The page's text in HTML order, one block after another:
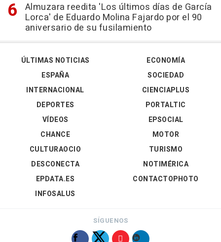
Almuzara reedita 'Los últimos días de García
Lorca' de Eduardo Molina Fajardo por el 90
aniversario de su fusilamiento
ÚLTIMAS NOTICIAS
ESPAÑA
INTERNACIONAL
DEPORTES
VÍDEOS
ECONOMÍA
SOCIEDAD
CIENCIAPLUS
PORTALTIC
EPSOCIAL
CHANCE
CULTURAOCIO
DESCONECTA
EPDATA.ES
INFOSALUS
MOTOR
TURISMO
NOTIMÉRICA
CONTACTOPHOTO
SÍGUENOS